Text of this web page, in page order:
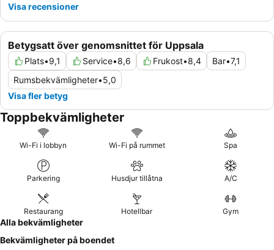
Betygsatt över genomsnittet för Uppsala
Plats•9,1 Service•8,6 Frukost•8,4 Bar•7,1
Rumsbekvämligheter•5,0
Visa fler betyg
Visa recensioner
Toppbekvämligheter
Wi-Fi i lobbyn Wi-Fi på rummet Spa
Parkering Husdjur tillåtna A/C
Restaurang Hotellbar Gym
Alla bekvämligheter
Bekvämligheter på boendet